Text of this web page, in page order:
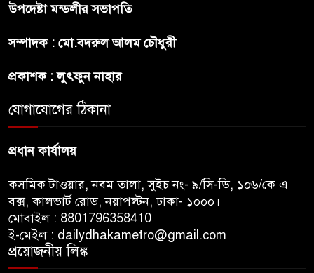
মোকাবেলা
উপদেষ্টা মন্ডলীর সভাপতি
সম্পাদক : মো.বদরুল আলম চৌধুরী
প্রকাশক : লুৎফুন নাহার
যোগাযোগের ঠিকানা
প্রধান কার্যালয়
কসমিক টাওয়ার, নবম তালা, সুইচ নং- ৯/সি-ডি, ১০৬/কে এ
বক্স, কালভার্ট রোড, নয়াপল্টন, ঢাকা- ১০০০।
মোবাইল : 8801796358410
ই-মেইল : dailydhakametro@gmail.com
প্রয়োজনীয় লিঙ্ক